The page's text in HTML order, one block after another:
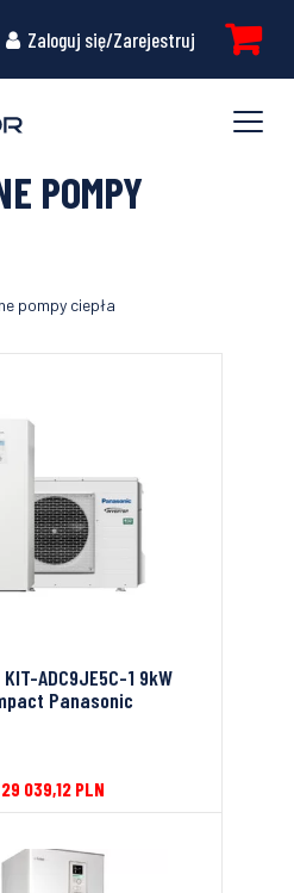
Zaloguj się/Zarejestruj
POMPY
pompy ciepła
ADC9JE5C-1 9kW
Panasonic
29 039,12 PLN